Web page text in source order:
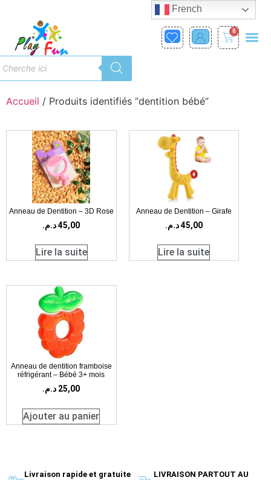
0
Accueil / Produits identifiés “dentition bébé”
Anneau de Dentition – 3D Rose
45,00 د.م.
Lire la suite
Anneau de Dentition – Girafe
45,00د.م.
Lire la suite
Anneau de dentition framboise
réfrigérant – Bébé 3+ mois
25,00 د.م.
Ajouter au panier
Livraison rapide et gratuite
LIVRAISON PARTOUT AU
French